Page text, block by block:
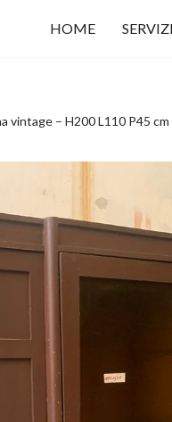
HOME SERVIZI
vintage – H200 L110 P45 cm